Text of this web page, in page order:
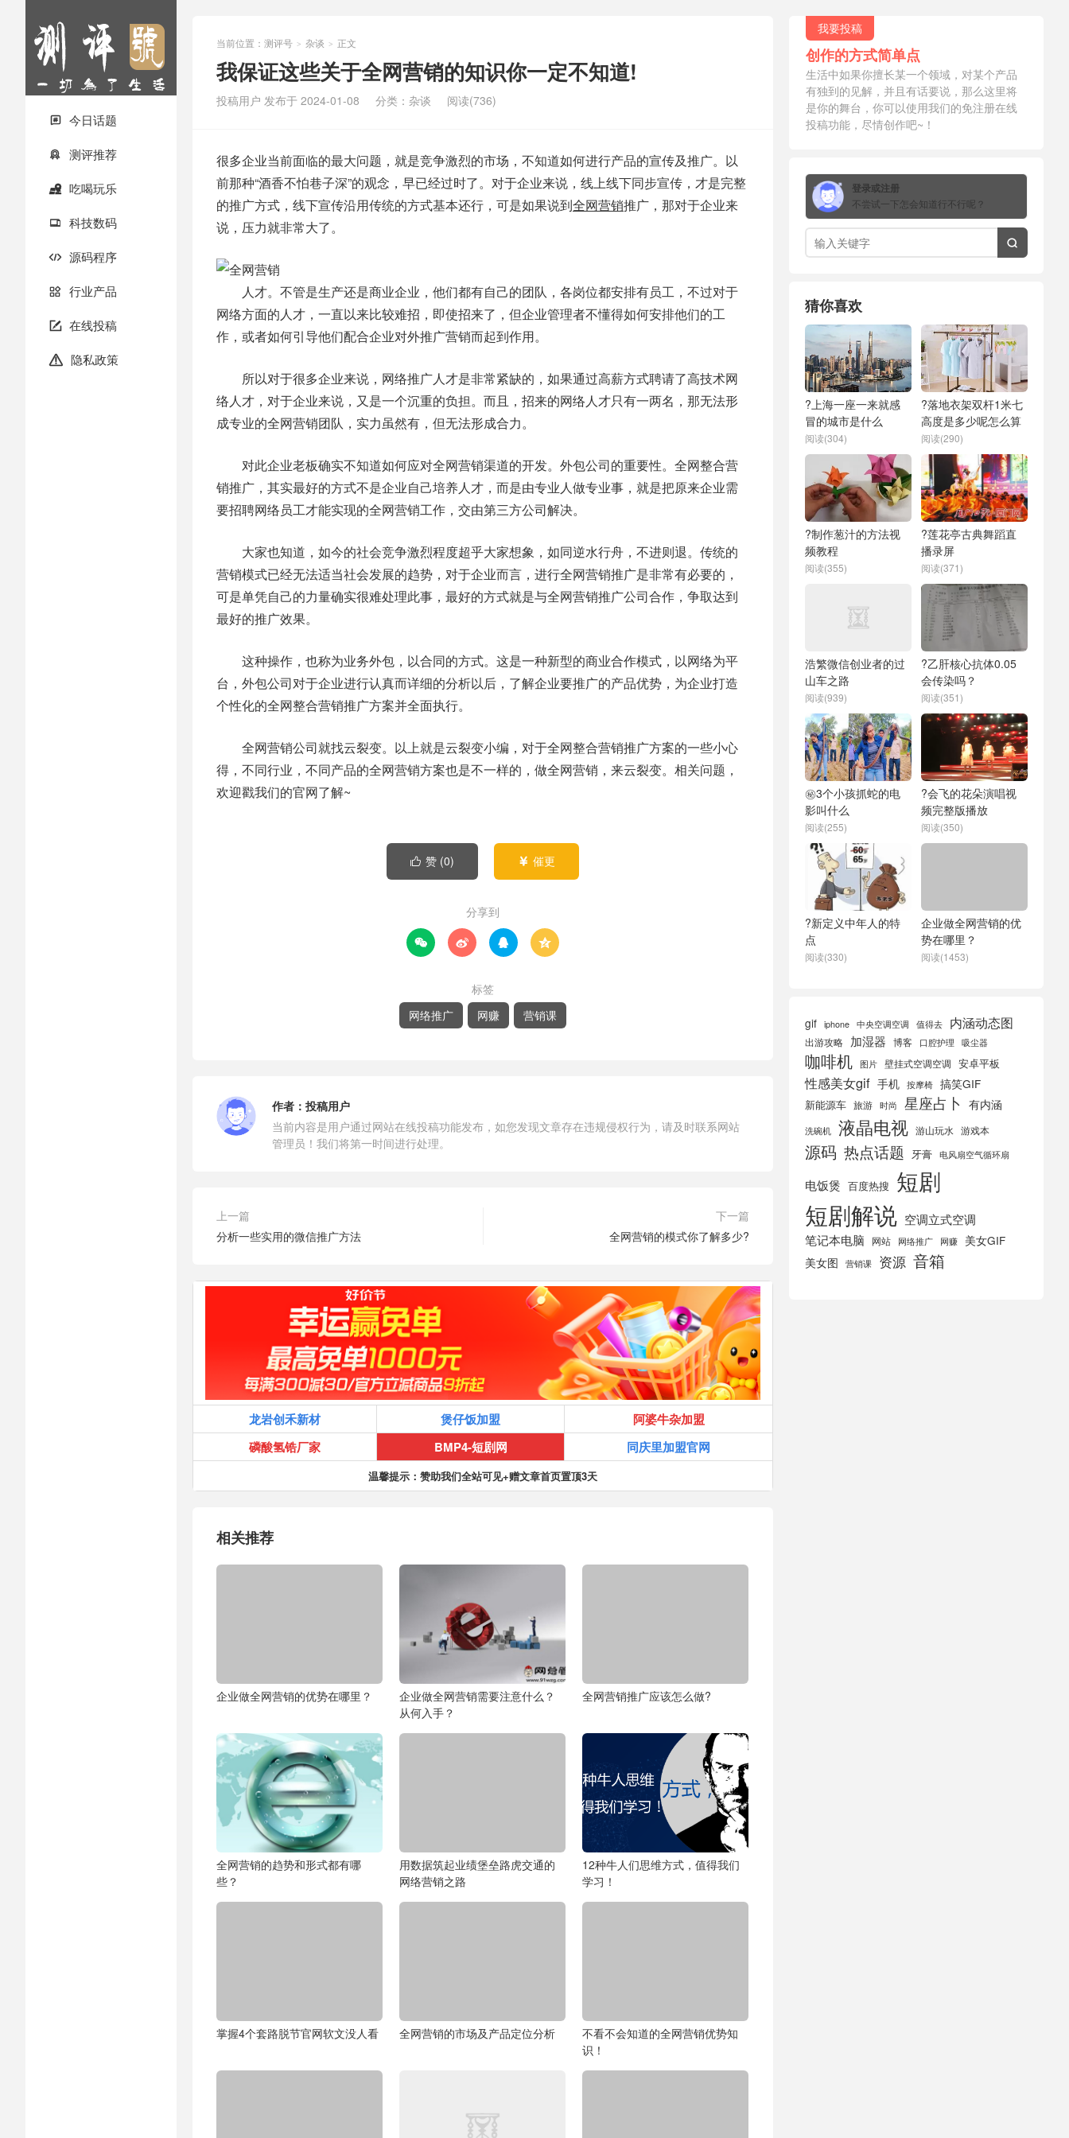
 今日话题
 测评推荐
 吃喝玩乐
 科技数码
 源码程序
 行业产品
 在线投稿
 隐私政策
当前位置： 测评号 > 杂谈 > 正文
我保证这些关于全网营销的知识你一定不知道!
投稿用户 发布于 2024-01-08 分类： 杂谈 阅读(736)
很多企业当前面临的最大问题，就是竞争激烈的市场，不知道如何进行产品的宣传及推广。以
前那种“酒香不怕巷子深”的观念，早已经过时了。对于企业来说，线上线下同步宣传，才是完整
的推广方式，线下宣传沿用传统的方式基本还行，可是如果说到全网营销推广，那对于企业来
说，压力就非常大了。
人才。不管是生产还是商业企业，他们都有自己的团队，各岗位都安排有员工，不过对于
网络方面的人才，一直以来比较难招，即使招来了，但企业管理者不懂得如何安排他们的工
作，或者如何引导他们配合企业对外推广营销而起到作用。
所以对于很多企业来说，网络推广人才是非常紧缺的，如果通过高薪方式聘请了高技术网
络人才，对于企业来说，又是一个沉重的负担。而且，招来的网络人才只有一两名，那无法形
成专业的全网营销团队，实力虽然有，但无法形成合力。
对此企业老板确实不知道如何应对全网营销渠道的开发。外包公司的重要性。全网整合营
销推广，其实最好的方式不是企业自己培养人才，而是由专业人做专业事，就是把原来企业需
要招聘网络员工才能实现的全网营销工作，交由第三方公司解决。
大家也知道，如今的社会竞争激烈程度超乎大家想象，如同逆水行舟，不进则退。传统的
营销模式已经无法适当社会发展的趋势，对于企业而言，进行全网营销推广是非常有必要的，
可是单凭自己的力量确实很难处理此事，最好的方式就是与全网营销推广公司合作，争取达到
最好的推广效果。
这种操作，也称为业务外包，以合同的方式。这是一种新型的商业合作模式，以网络为平
台，外包公司对于企业进行认真而详细的分析以后，了解企业要推广的产品优势，为企业打造
个性化的全网整合营销推广方案并全面执行。
全网营销公司就找云裂变。以上就是云裂变小编，对于全网整合营销推广方案的一些小心
得，不同行业，不同产品的全网营销方案也是不一样的，做全网营销，来云裂变。相关问题，
欢迎戳我们的官网了解~
 赞 (0)  催更
分享到
   
标签
网络推广
网赚 营销课
作者： 投稿用户
当前内容是用户通过网站在线投稿功能发布，如您发现文章存在违规侵权行为，请及时联系网站
管理员！我们将第一时间进行处理。
上一篇
分析一些实用的微信推广方法
下一篇
全网营销的模式你了解多少?
龙岩创禾新材 煲仔饭加盟
阿婆牛杂加盟
磷酸氢锆厂家
BMP4-短剧网 同庆里加盟官网
温馨提示：赞助我们全站可见+赠文章首页置顶3天
相关推荐
企业做全网营销的优势在哪里？
企业做全网营销需要注意什么？
从何入手？
全网营销推广应该怎么做?
全网营销的趋势和形式都有哪
些？
用数据筑起业绩堡垒路虎交通的
网络营销之路
12种牛人们思维方式，值得我们
学习！
掌握4个套路脱节官网软文没人看 全网营销的市场及产品定位分析
不看不会知道的全网营销优势知
识！
我要投稿
创作的方式简单点
生活中如果你擅长某一个领域，对某个产品
有独到的见解，并且有话要说，那么这里将
是你的舞台，你可以使用我们的免注册在线
投稿功能，尽情创作吧~！
登录或注册
不尝试一下怎会知道行不行呢？

猜你喜欢
?上海一座一来就感
冒的城市是什么
阅读(304)
?落地衣架双杆1米七
高度是多少呢怎么算
阅读(290)
?制作葱汁的方法视
频教程
阅读(355)
?莲花亭古典舞蹈直
播录屏
阅读(371)
浩繁微信创业者的过
山车之路
阅读(939)
?乙肝核心抗体0.05
会传染吗？
阅读(351)
㊙️3个小孩抓蛇的电
影叫什么
阅读(255)
?会飞的花朵演唱视
频完整版播放
阅读(350)
?新定义中年人的特
点
阅读(330)
企业做全网营销的优
势在哪里？
阅读(1453)
gif iphone 中央空调空调 值得去 内涵动态图
出游攻略 加湿器 博客 口腔护理 吸尘器
咖啡机 图片 壁挂式空调空调 安卓平板
性感美女gif 手机 按摩椅 搞笑GIF
新能源车 旅游 时尚 星座占卜 有内涵
洗碗机 液晶电视 游山玩水 游戏本
源码 热点话题 牙膏 电风扇空气循环扇
电饭煲 百度热搜 短剧
短剧解说 空调立式空调
笔记本电脑 网站 网络推广 网赚
美女GIF
美女图
营销课 资源 音箱